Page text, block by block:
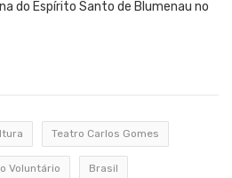
do Espírito Santo de Blumenau no
Teatro Carlos Gomes
Voluntário Brasil